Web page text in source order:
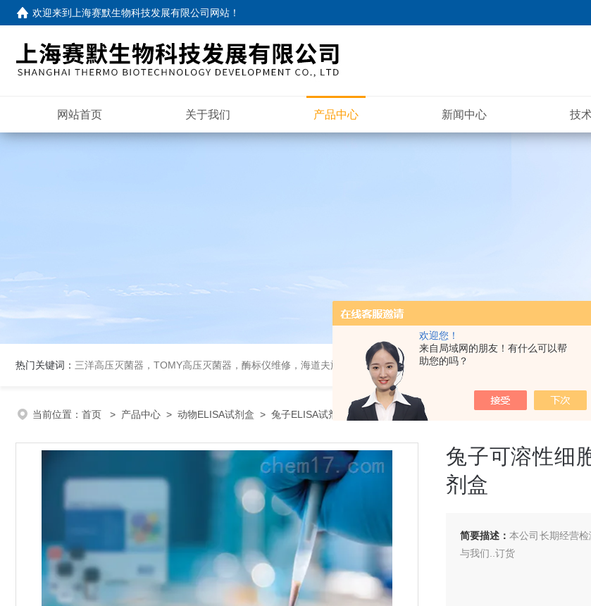
欢迎您！
来自局域网的朋友！有什么可以帮
助您的吗？
欢迎来到 上海赛默生物科技发展有限公司网站 ！
网站首页 关于我们 产品中心 新闻中心 技
热门关键词： 三洋高压灭菌器，TOMY高压灭菌器，酶标仪维修，海道夫旋转蒸发仪
当前位置： 首页 > 产品中心 > 动物ELISA试剂盒 > 兔子ELISA试剂盒> 兔子可溶性细胞间粘附分子1（sICAM-1）ELISA 试
兔子可溶性细
剂盒
简要描述：本公司长期经营
与我们..订货